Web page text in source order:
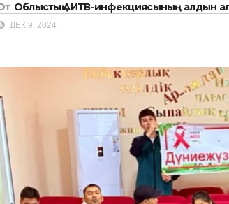
Облыстық АИТВ-инфекциясының алдын
ДЕК 9, 2024